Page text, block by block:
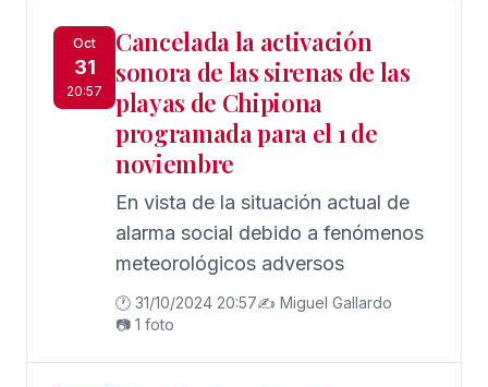
Oct
31
20:57
Cancelada la activación
sonora de las sirenas de las
playas de Chipiona
programada para el 1 de
noviembre
En vista de la situación actual de
alarma social debido a fenómenos
meteorológicos adversos
🕐 31/10/2024 20:57✍️ Miguel Gallardo
📷 1 foto